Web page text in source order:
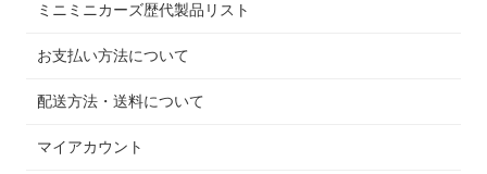
ミニミニカーズ歴代製品リスト
お支払い方法について
配送方法・送料について
マイアカウント